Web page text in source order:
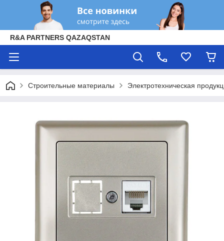
R&A PARTNERS QAZAQSTAN
Строительные материалы Электротехническая